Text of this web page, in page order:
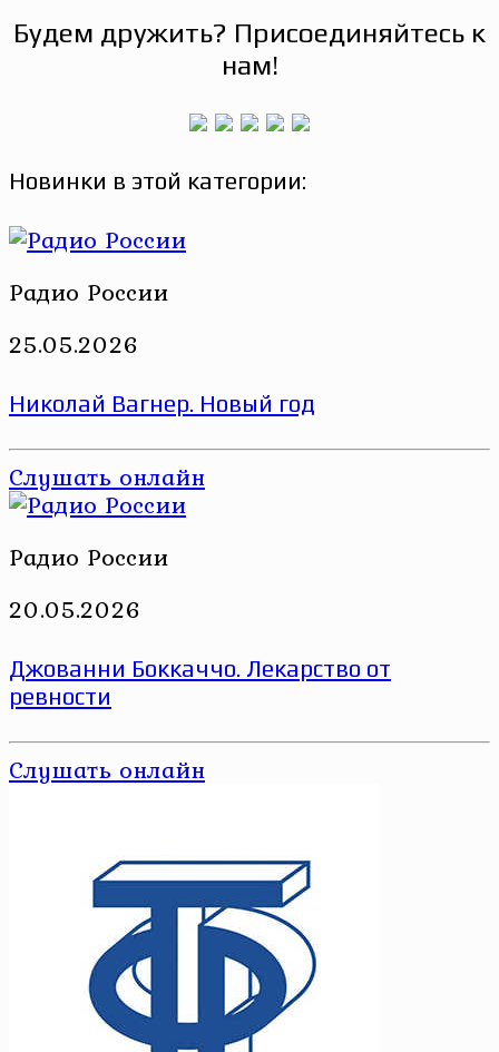
Будем дружить? Присоединяйтесь к
нам!
Новинки в этой категории:
Радио России
25.05.2026
Николай Вагнер. Новый год
Слушать онлайн
Радио России
20.05.2026
Джованни Боккаччо. Лекарство от
ревности
Слушать онлайн